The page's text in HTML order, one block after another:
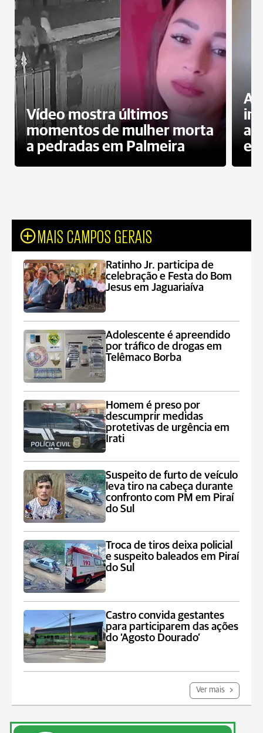
Vídeo mostra últimos
momentos de mulher morta
a pedradas em Palmeira
MAIS CAMPOS GERAIS
Ratinho Jr. participa de
celebração e Festa do Bom
Jesus em Jaguariaíva
Adolescente é apreendido
por tráfico de drogas em
Telêmaco Borba
Homem é preso por
descumprir medidas
protetivas de urgência em
Irati
Suspeito de furto de veículo
leva tiro na cabeça durante
confronto com PM em Piraí
do Sul
Troca de tiros deixa policial
e suspeito baleados em Piraí
do Sul
Castro convida gestantes
para participarem das ações
do ‘Agosto Dourado’
Ver mais